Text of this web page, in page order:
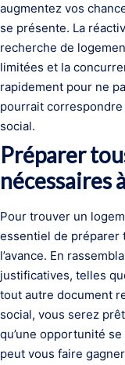
augmentez vos
se présente. La
recherche de
limitées et la
rapidement pour ne
pourrait
social.
Préparer
nécessaires
Pour trouver un
essentiel de préparer
l’avance. En
justificatives, telles
tout autre document
social, vous serez
qu’une opportunité
peut vous faire